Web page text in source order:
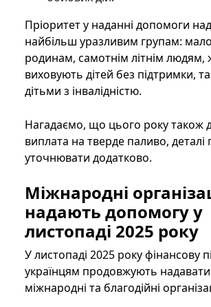
Пріоритет у наданні допомоги
найбільш уразливим групам:
родинам, самотнім літнім людям,
виховують дітей без підтримки, та
дітьми з інвалідністю.
Нагадаємо, що цього року також
виплата на тверде паливо, деталі
уточнювати додатково.
Міжнародні
надають допомогу у
листопаді 2025 року
У листопаді 2025 року фінансову
українцям продовжують надавати
міжнародні та благодійні